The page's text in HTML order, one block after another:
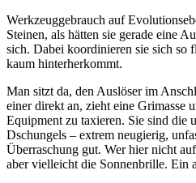
Werkzeuggebrauch auf
Steinen, als hätten sie gerade eine
sich. Dabei koordinieren sie sich so
kaum hinterherkommt.
Man sitzt da, den Auslöser im
einer direkt an, zieht eine Grimasse
Equipment zu taxieren. Sie sind die
Dschungels – extrem neugierig,
Überraschung gut. Wer hier nicht
aber vielleicht die Sonnenbrille. Ein